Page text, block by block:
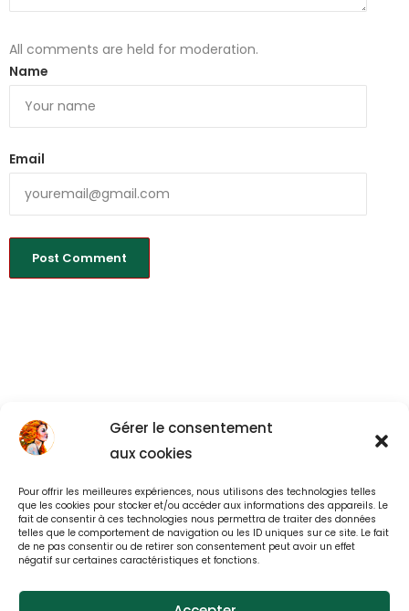
Gérer le consentement
aux cookies
Pour offrir les meilleures expériences, nous utilisons des technologies telles
que les cookies pour stocker et/ou accéder aux informations des appareils. Le
fait de consentir à ces technologies nous permettra de traiter des données
telles que le comportement de navigation ou les ID uniques sur ce site. Le fait
de ne pas consentir ou de retirer son consentement peut avoir un effet
négatif sur certaines caractéristiques et fonctions.
All comments are held for moderation.
Name
Email
Back to All